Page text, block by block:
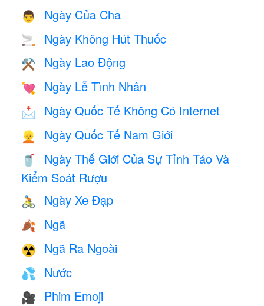
👨 Ngày Của Cha
🚬 Ngày Không Hút Thuốc
⚒️ Ngày Lao Động
💘 Ngày Lễ Tình Nhân
📩 Ngày Quốc Tế Không Có Internet
👱 Ngày Quốc Tế Nam Giới
🥤
Ngày Thế Giới Của Sự Tỉnh Táo Và
Kiểm Soát Rượu
🚴 Ngày Xe Đạp
🍂 Ngã
☢️ Ngã Ra Ngoài
💦 Nước
🎥 Phim Emoji